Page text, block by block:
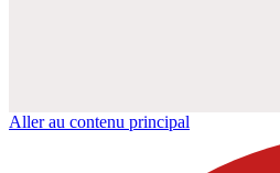
Aller au contenu principal